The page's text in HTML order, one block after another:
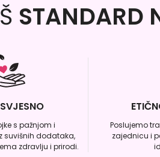
STANDARD
s pažnjom i
suvišnih dodataka,
zdravlju i prirodi.
Poslujemo
zajednicu i